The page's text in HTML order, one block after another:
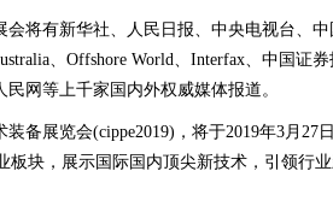
将有新华社、人民日报、中央电视台、中
、Offshore World、Interfax、中国证
网等上千家国内外权威媒体报道。
备展览会(cippe2019)，将于2019年3月27
板块，展示国际国内顶尖新技术，引领行